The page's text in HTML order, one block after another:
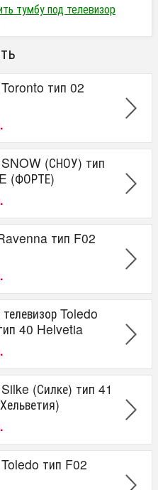
тумбу под телевизор
Toronto тип 02
SNOW (СНОУ) тип
(ФОРТЕ)
тип F02
Toledo
40 Helvetia
(Силке) тип 41
Toledo тип F02